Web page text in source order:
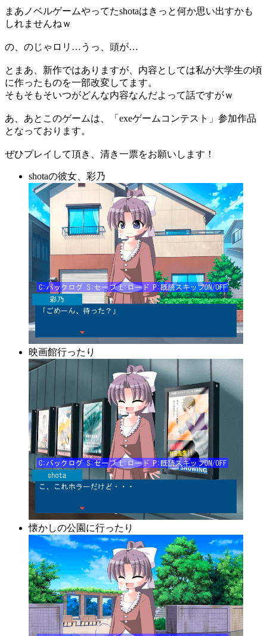
まあノベルゲームやってたshotaはきっと何か思い出すかも
しれませんねｗ
の、のじゃロリ…うっ、頭が…
とまあ、新作ではありますが、内容としては私が大学生の頃
に作ったものを一部改変してます。
そもそもそいつがどんな内容なんだよって話ですがｗ
あ、あとこのゲームは、「exeゲームコンテスト」参加作品
となっております。
ぜひプレイして頂き、清き一票をお願いします！
shotaの彼女、彩乃
映画館行ったり
懐かしの公園に行ったり